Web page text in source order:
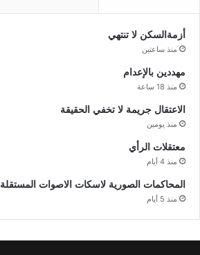
أزمةالسكن لا تنتهي
منذ ساعتين
مهددين بالإعدام
منذ 18 ساعة
الاعتقال جريمة لا تخفي الحقيقة
منذ يومين
معتقلات الرأي
منذ 4 أيام
المحاكمات الصورية لاسكات الاصوات المستقلة
منذ 5 أيام